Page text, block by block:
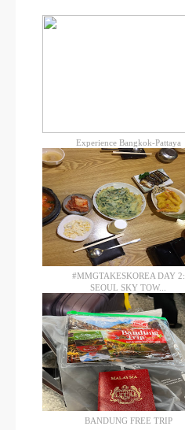
Experience Bangkok-Pattaya
#MMGTAKESKOREA DAY 2:
SEOUL SKY TOW...
BANDUNG FREE TRIP